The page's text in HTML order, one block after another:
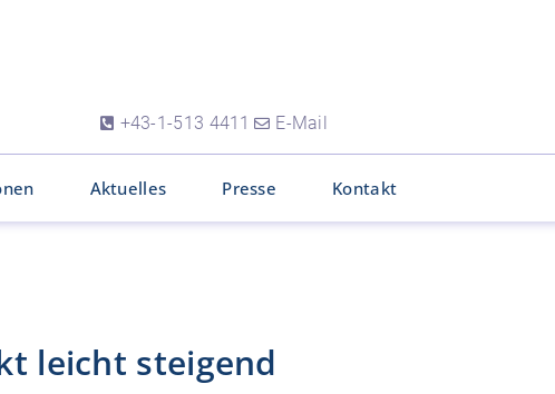
+43-1-513 4411 E-Mail
Aktuelles Presse Kontakt
leicht steigend